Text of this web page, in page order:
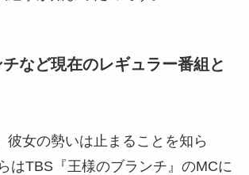
など現在のレギュラー番組と
彼女の勢いは止まることを知ら
はTBS『王様のブランチ』のMCに